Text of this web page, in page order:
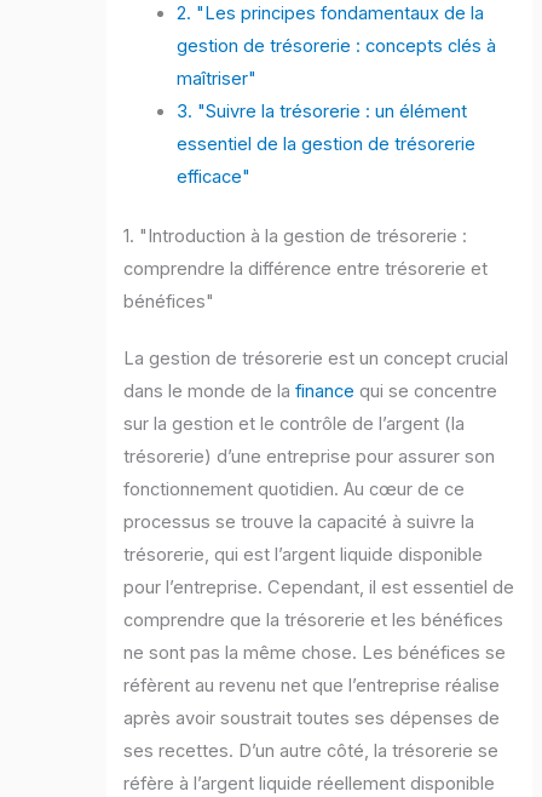
2. "Les principes fondamentaux de la
gestion de trésorerie : concepts clés à
maîtriser"
3. "Suivre la trésorerie : un élément
essentiel de la gestion de trésorerie
efficace"
1. "Introduction à la gestion de trésorerie :
comprendre la différence entre trésorerie et
bénéfices"
La gestion de trésorerie est un concept crucial
dans le monde de lafinance qui se concentre
sur la gestion et le contrôle de l’argent (la
trésorerie) d’une entreprise pour assurer son
fonctionnement quotidien. Au cœur de ce
processus se trouve la capacité à suivre la
trésorerie, qui est l’argent liquide disponible
pour l’entreprise. Cependant, il est essentiel de
comprendre que la trésorerie et les bénéfices
ne sont pas la même chose. Les bénéfices se
réfèrent au revenu net que l’entreprise réalise
après avoir soustrait toutes ses dépenses de
ses recettes. D’un autre côté, la trésorerie se
réfère à l’argent liquide réellement disponible